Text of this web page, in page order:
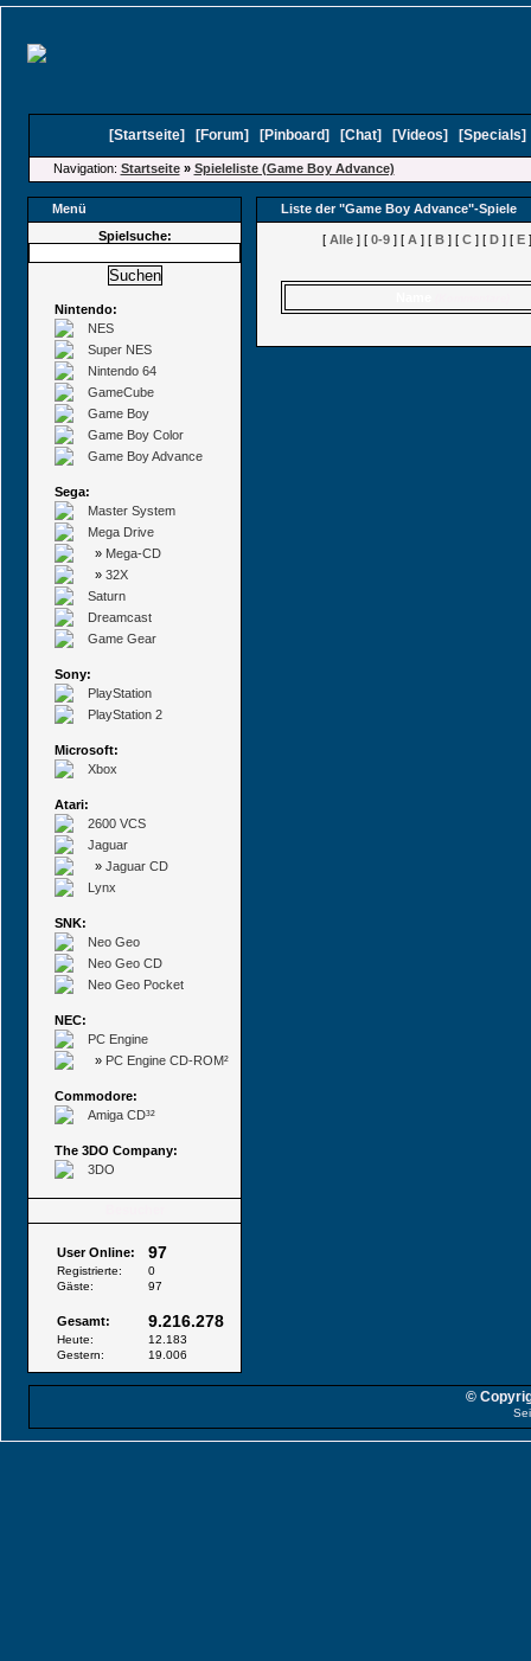
[Startseite] [Forum] [Pinboard] [Chat] [Videos] [Specials
Navigation: Startseite» Spieleliste (Game Boy Advance)
Menü
Liste der "Game Boy Advance"-Spiele
Spielsuche:
Nintendo:
NES
Super NES
Nintendo 64
GameCube
Game Boy
Game Boy Color
Game Boy Advance
Sega:
Master System
Mega Drive
» Mega-CD
» 32X
Saturn
Dreamcast
Game Gear
Sony:
PlayStation
PlayStation 2
Microsoft:
Xbox
Atari:
2600 VCS
Jaguar
» Jaguar CD
Lynx
SNK:
Neo Geo
Neo Geo CD
Neo Geo Pocket
NEC:
PC Engine
» PC Engine CD-ROM²
Commodore:
Amiga CD³²
The 3DO Company:
3DO
User Online: 97
Registrierte:
0
Gäste:
97
Gesamt: 9.216.278
Heute:
12.183
Gestern:
19.006
[ Alle ] [ 0-9 ] [ A ] [ B ] [ C ] [ D ] [ E
©